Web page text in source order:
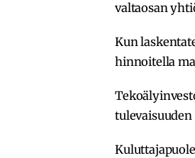
valtaosan
Kun
hinnoitella